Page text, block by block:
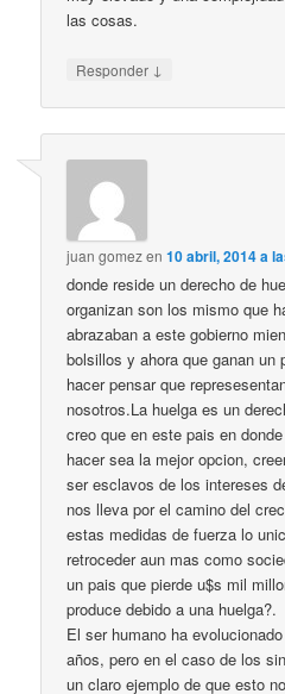
las cosas.
Responder ↓
juan gomezen10 abril, 2014 a
donde reside un derecho de
organizan son los mismo que
abrazaban a este gobierno
bolsillos y ahora que ganan un
hacer pensar que
nosotros.La huelga es un
creo que en este pais en
hacer sea la mejor opcion,
ser esclavos de los intereses
nos lleva por el camino del
estas medidas de fuerza lo
retroceder aun mas como
un pais que pierde u$s mil
produce debido a una huelga?.
El ser humano ha
años, pero en el caso de los
un claro ejemplo de que esto